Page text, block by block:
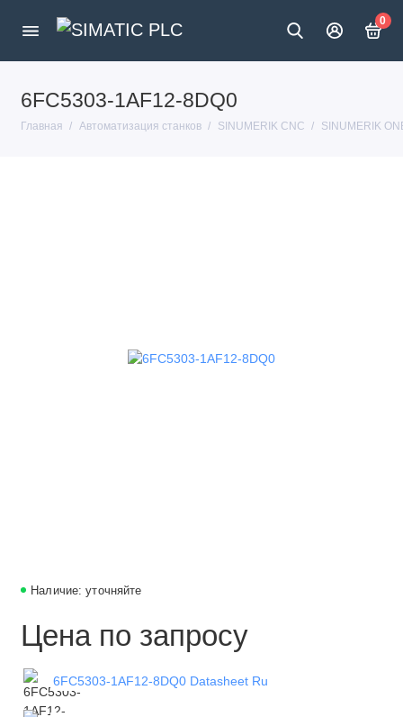
0
6FC5303-1AF12-8DQ0
Главная Автоматизация станков SINUMERIK CNC SINUMERIK
Наличие: уточняйте
Цена по запросу
6FC5303-1AF12-8DQ0 Datasheet Ru